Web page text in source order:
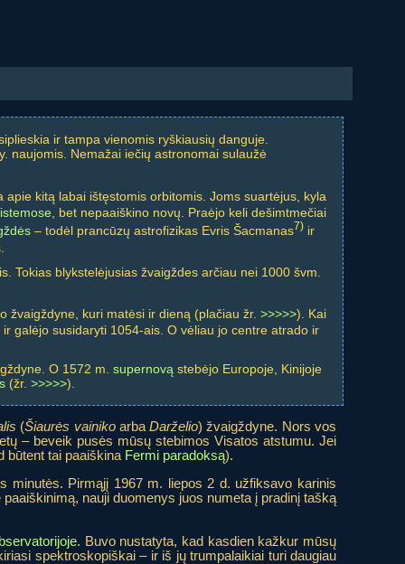
ir tampa vienomis ryškiausių danguje.
naujomis. Nemažai iečių astronomai sulaužė
kitą labai ištęstomis orbitomis. Joms suartėjus, kyla
, bet nepaaiškino novų. Praėjo keli dešimtmečiai
– todėl prancūzų astrofizikas Evris Šacmanas7) ir
Tokias blykstelėjusias žvaigždes arčiau nei 1000 švm.
žvaigždyne, kuri matėsi ir dieną (plačiau žr. >>>>>). Kai
galėjo susidaryti 1054-ais. O vėliau jo centre atrado ir
O 1572 m. supernovą stebėjo Europoje, Kinijoje
(žr. >>>>>).
(Šiaurės vainikoarbaDarželio) žvaigždyne. Nors vos
– beveik pusės mūsų stebimos Visatos atstumu. Jei
būtent tai paaiškina Fermi paradoksą).
minutės. Pirmąjį 1967 m. liepos 2 d. užfiksavo karinis
nauji duomenys juos numeta į pradinį tašką
. Buvo nustatyta, kad kasdien kažkur mūsų
spektroskopiškai – ir iš jų trumpalaikiai turi daugiau